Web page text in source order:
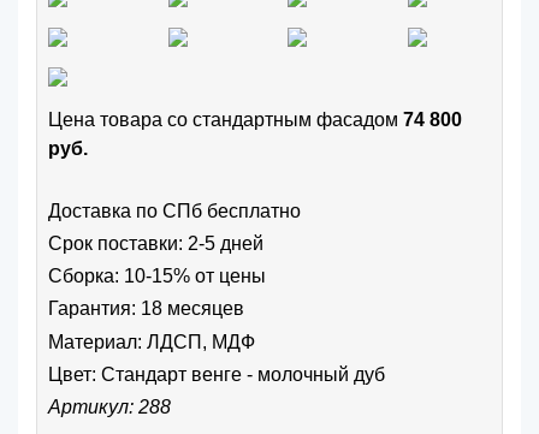
Цена товара cо стандартным фасадом 74 800
руб.
Доставка по СПб бесплатно
Срок поставки: 2-5 дней
Сборка: 10-15% от цены
Гарантия: 18 месяцев
Материал: ЛДСП, МДФ
Цвет: Стандарт венге - молочный дуб
Артикул: 288